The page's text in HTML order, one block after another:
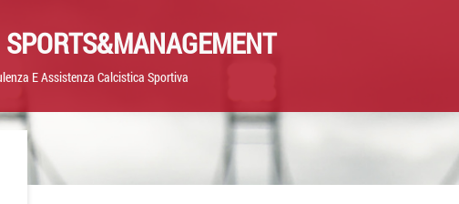
SPORTS&MANAGEMENT
E Assistenza Calcistica Sportiva